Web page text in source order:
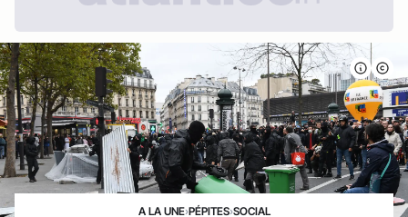
A LA UNE›PÉPITES›SOCIAL